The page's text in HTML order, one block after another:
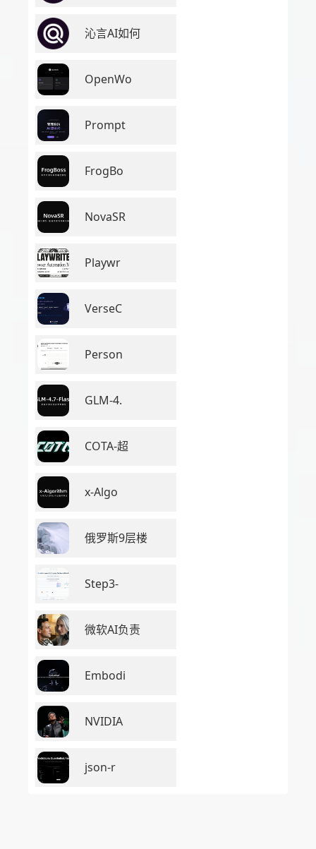
沁言AI如何
OpenWo
Prompt
FrogBo
NovaSR
Playwr
VerseC
Person
GLM-4.
COTA-超
x-Algo
俄罗斯9层楼
Step3-
微软AI负责
Embodi
NVIDIA
json-r